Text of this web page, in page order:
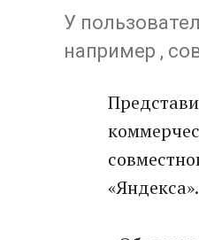
У
например ,
«Яндекса».